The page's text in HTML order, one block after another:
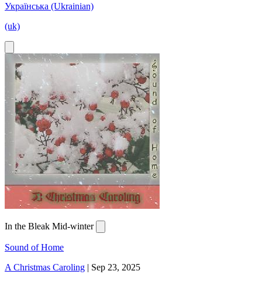
Українська (Ukrainian)
(uk)
In the Bleak Mid-winter
Sound of Home
A Christmas Caroling | Sep 23, 2025